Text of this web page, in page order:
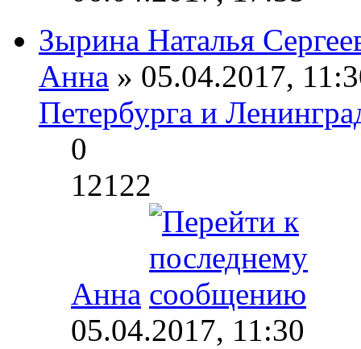
Зырина Наталья
Анна » 05.04.2017,
Петербурга и
0
12122
Анна
05.04.2017, 11:30